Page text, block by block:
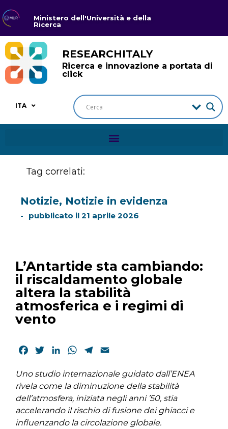
Ministero dell'Università e della
Ricerca
RESEARCHITALY
Ricerca e innovazione a portata di
click
ITA
Tag correlati:
Notizie, Notizie in evidenza
pubblicato il 21 aprile 2026
L’Antartide sta cambiando:
il riscaldamento globale
altera la stabilità
atmosferica e i regimi di
vento
Facebook
TwitterLinkedInWhatsApp
Telegram
Uno studio internazionale guidato dall’ENEA
rivela come la diminuzione della stabilità
dell’atmosfera, iniziata negli anni ’50, stia
accelerando il rischio di fusione dei ghiacci e
influenzando la circolazione globale.